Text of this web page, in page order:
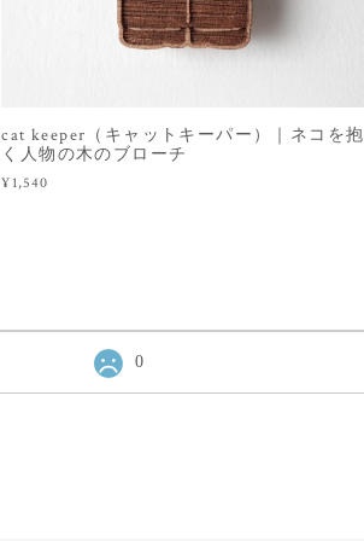
cat keeper（キャットキーパー）｜ネコを抱
く人物の木のブローチ
¥1,540
0